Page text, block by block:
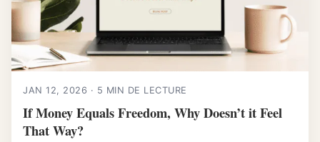
JAN 12, 2026 · 5 MIN DE LECTURE
If Money Equals Freedom, Why Doesn’t it Feel
That Way?